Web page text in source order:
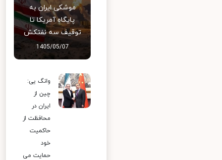
موشکی ایران به
پایگاه آمریکا تا
توقیف سه نفتکش
1405/05/07
وانگ یی:
چین از
ایران در
محافظت از
حاکمیت
خود
حمایت می